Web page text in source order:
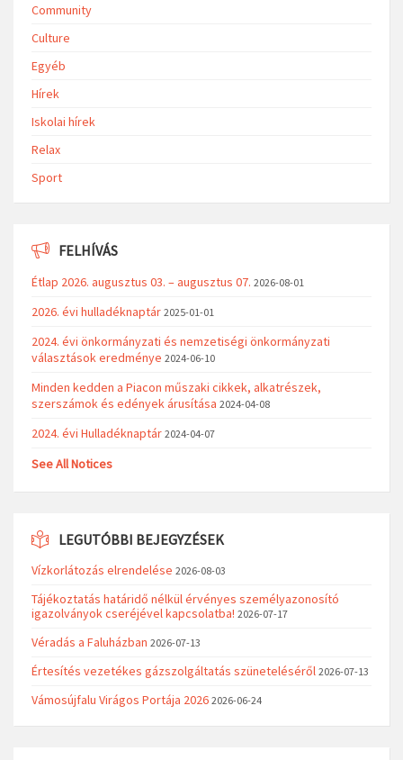
Community
Culture
Egyéb
Hírek
Iskolai hírek
Relax
Sport
FELHÍVÁS
Étlap 2026. augusztus 03. – augusztus 07. 2026-08-01
2026. évi hulladéknaptár 2025-01-01
2024. évi önkormányzati és nemzetiségi önkormányzati
választások eredménye 2024-06-10
Minden kedden a Piacon műszaki cikkek, alkatrészek,
szerszámok és edények árusítása 2024-04-08
2024. évi Hulladéknaptár 2024-04-07
See All Notices
LEGUTÓBBI BEJEGYZÉSEK
Vízkorlátozás elrendelése 2026-08-03
Tájékoztatás határidő nélkül érvényes személyazonosító
igazolványok cseréjével kapcsolatba! 2026-07-17
Véradás a Faluházban 2026-07-13
Értesítés vezetékes gázszolgáltatás szüneteléséről 2026-07-13
Vámosújfalu Virágos Portája 2026 2026-06-24